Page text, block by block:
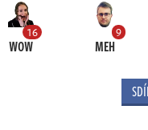
16
WOW
9
MEH